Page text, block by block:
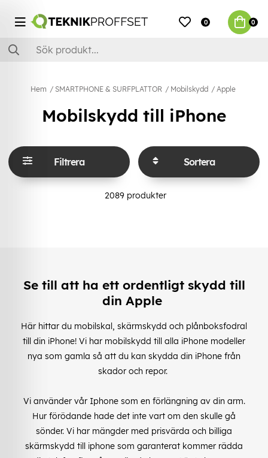
0 0
Hem SMARTPHONE & SURFPLATTOR Mobilskydd Apple
Mobilskydd till iPhone
Filtrera Sortera
2089produkter
Se till att ha ett ordentligt skydd till
din Apple
Här hittar du mobilskal, skärmskydd och plånboksfodral
till din iPhone! Vi har mobilskydd till alla iPhone modeller
nya som gamla så att du kan skydda din iPhone från
skador och repor.
Vi använder vår Iphone som en förlängning av din arm.
Hur förödande hade det inte vart om den skulle gå
sönder. Vi har mängder med prisvärda och billiga
skärmskydd till iphone som garanterat kommer rädda